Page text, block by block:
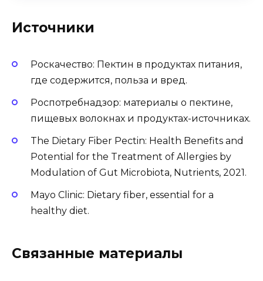
Источники
Роскачество: Пектин в продуктах питания,
где содержится, польза и вред.
Роспотребнадзор: материалы о пектине,
пищевых волокнах и продуктах-источниках.
The Dietary Fiber Pectin: Health Benefits and
Potential for the Treatment of Allergies by
Modulation of Gut Microbiota, Nutrients, 2021.
Mayo Clinic: Dietary fiber, essential for a
healthy diet.
Связанные материалы